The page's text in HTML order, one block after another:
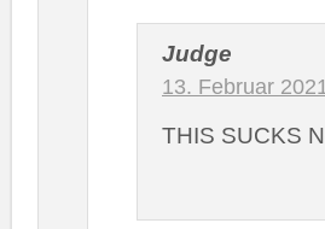
Judge
13. Februar
THIS SUCKS